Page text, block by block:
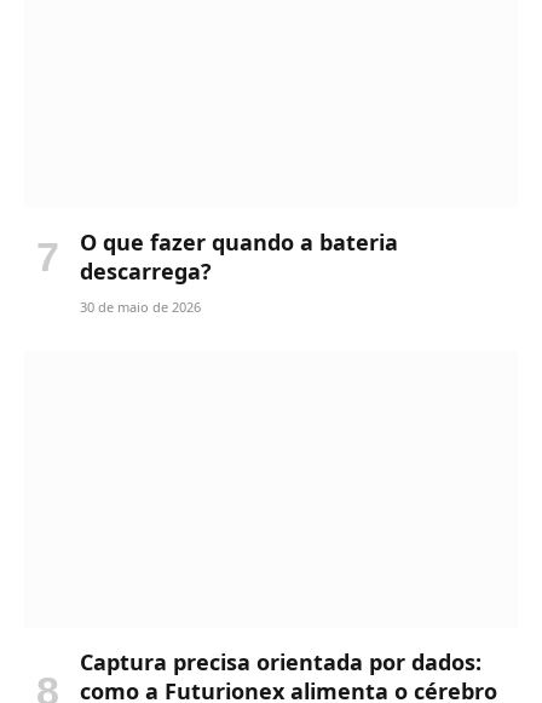
O que fazer quando a bateria
descarrega?
30 de maio de 2026
Captura precisa orientada por dados:
como a Futurionex alimenta o cérebro